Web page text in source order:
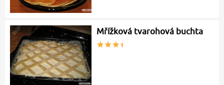
Mřížková tvarohová buchta